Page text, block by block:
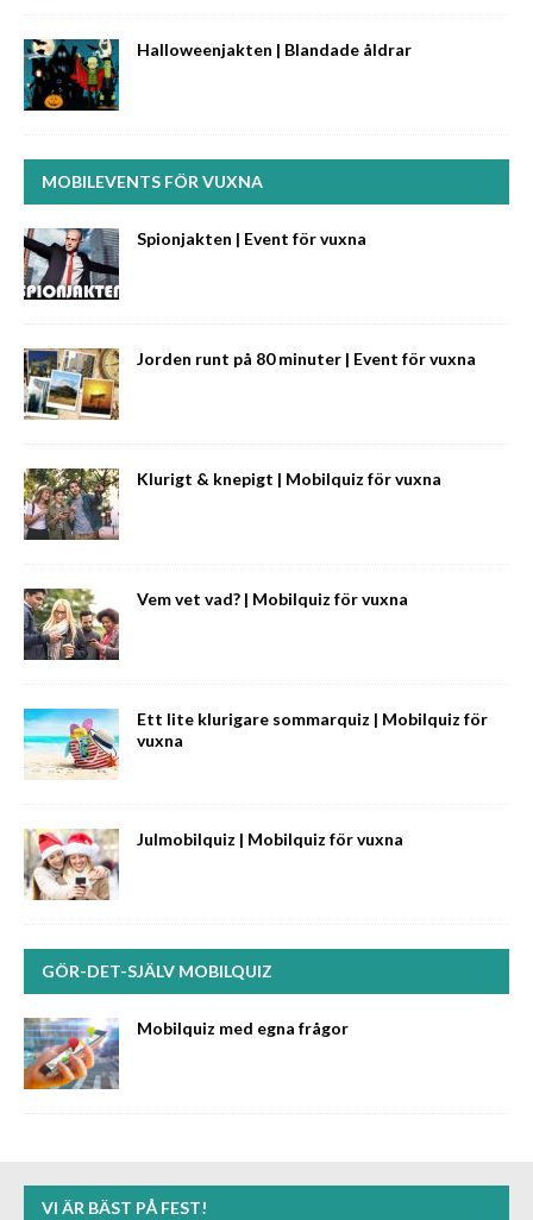
Halloweenjakten | Blandade åldrar
MOBILEVENTS FÖR VUXNA
Spionjakten | Event för vuxna
Jorden runt på 80 minuter | Event för vuxna
Klurigt & knepigt | Mobilquiz för vuxna
Vem vet vad? | Mobilquiz för vuxna
Ett lite klurigare sommarquiz | Mobilquiz för
vuxna
Julmobilquiz | Mobilquiz för vuxna
GÖR-DET-SJÄLV MOBILQUIZ
Mobilquiz med egna frågor
VI ÄR BÄST PÅ FEST!